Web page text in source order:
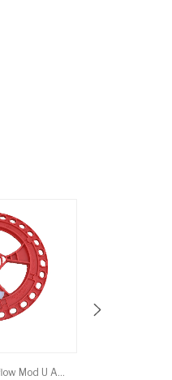
Disco Milho Rampflow Mod U Abobora - 11X8Mm J.Assy